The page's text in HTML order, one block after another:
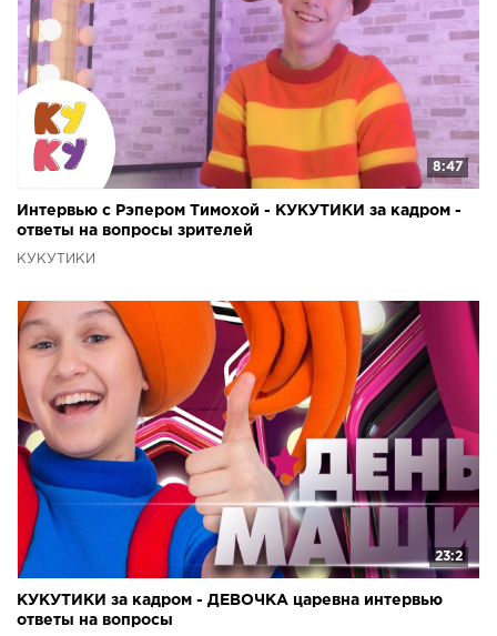
8:47
Интервью с Рэпером Тимохой - КУКУТИКИ за кадром -
ответы на вопросы зрителей
КУКУТИКИ
23:2
КУКУТИКИ за кадром - ДЕВОЧКА царевна интервью
ответы на вопросы